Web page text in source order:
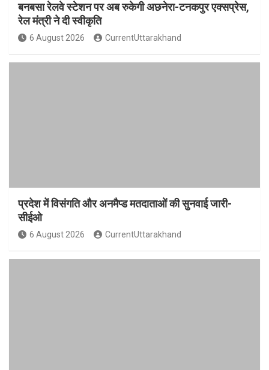
बनबसा रेलवे स्टेशन पर अब रुकेगी अछनेरा-टनकपुर एक्सप्रेस,
रेल मंत्री ने दी स्वीकृति
6 August 2026 CurrentUttarakhand
प्रदेश में विसंगति और अनमैप्ड मतदाताओं की सुनवाई जारी-
सीईओ
6 August 2026 CurrentUttarakhand